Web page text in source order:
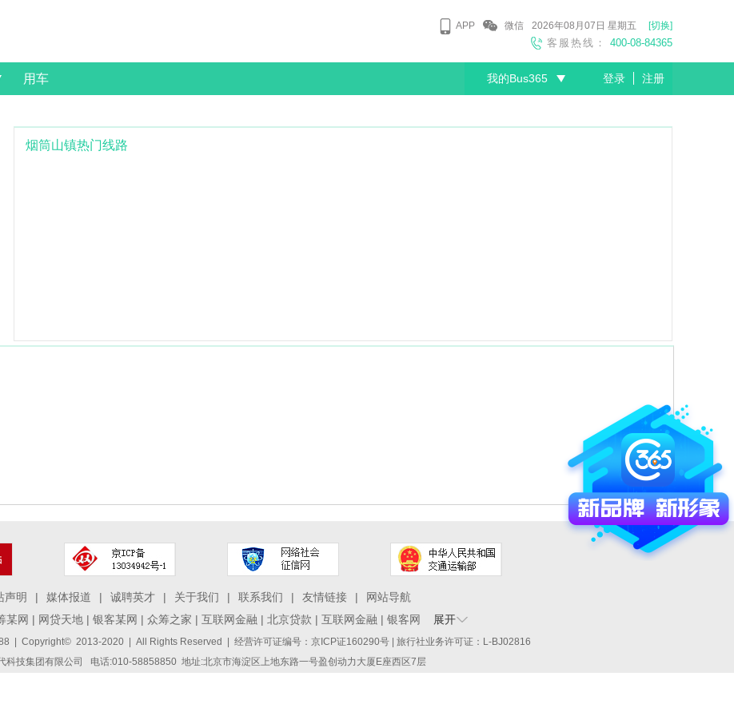
APP 微信 2026年08月07日 星期五 [切换]
客服热线： 400-08-84365
用车 我的Bus365 登录 注册
烟筒山镇热门线路
声明 | 媒体报道 | 诚聘英才 | 关于我们 | 联系我们 | 友情链接 |
网站导航
某网 | 网贷天地 | 银客某网 | 众筹之家 | 互联网金融 | 北京贷款 | 互联网金融 | 银客网 展开
| Copyright© 2013-2020 | All Rights Reserved | 经营许可证编号：京ICP证160290号 | 旅行社业务许可证：L-BJ02816
科技集团有限公司 电话:010-58858850 地址:北京市海淀区上地东路一号盈创动力大厦E座西区7层